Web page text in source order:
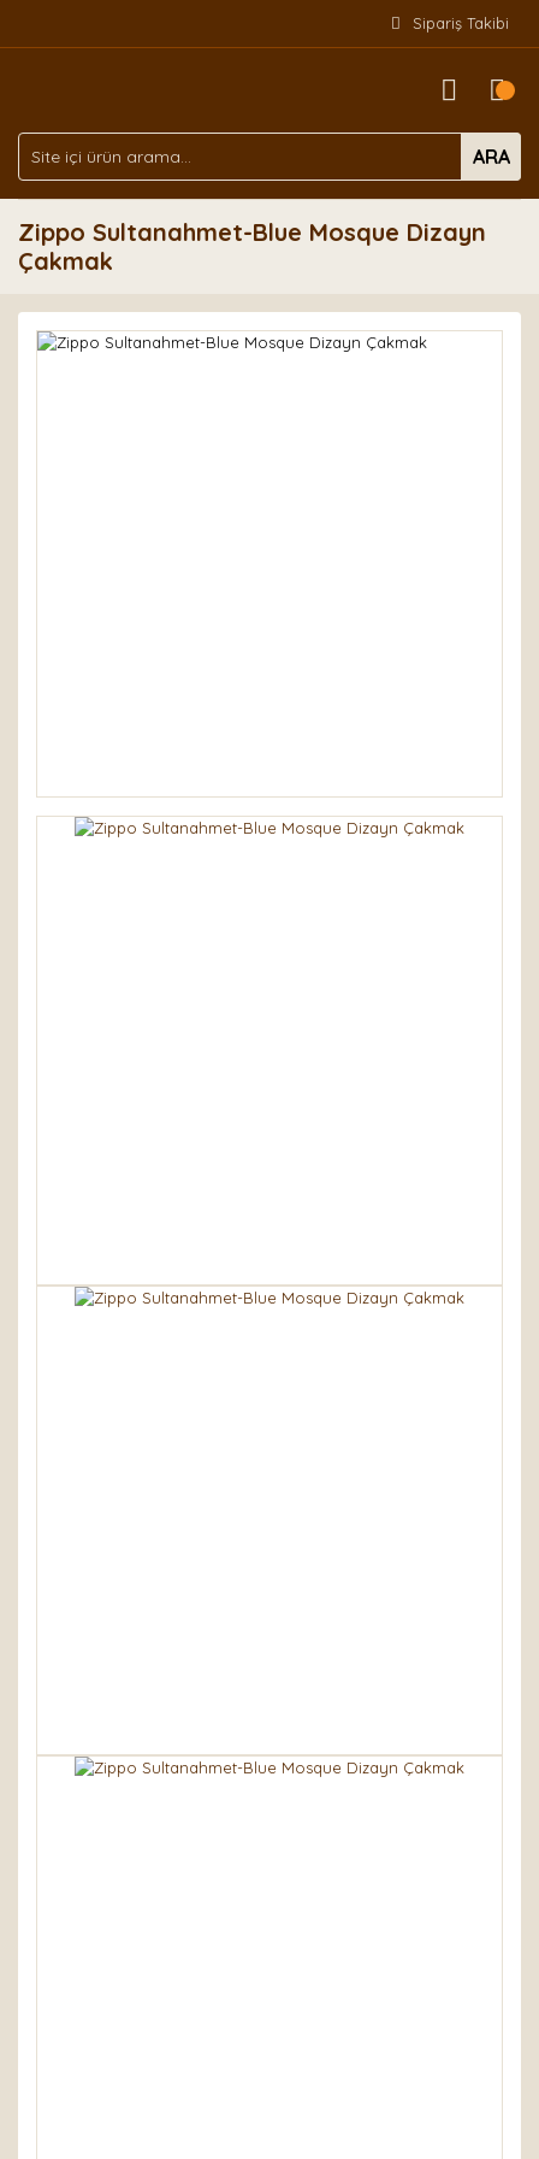
Sipariş Takibi
ARA
Zippo Sultanahmet-Blue Mosque Dizayn
Çakmak